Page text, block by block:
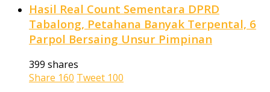
Hasil Real Count Sementara DPRD
Tabalong, Petahana Banyak Terpental, 6
Parpol Bersaing Unsur Pimpinan
399 shares
Share 160 Tweet 100